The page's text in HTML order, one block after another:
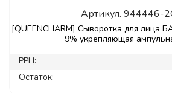
Артикул. 944446-
[QUEENCHARM] Сыворотка для
9% укрепляющая
РРЦ:
Остаток: